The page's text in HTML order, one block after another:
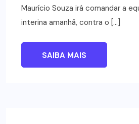
Maurício Souza irá comandar a
interina amanhã, contra o […]
SAIBA MAIS